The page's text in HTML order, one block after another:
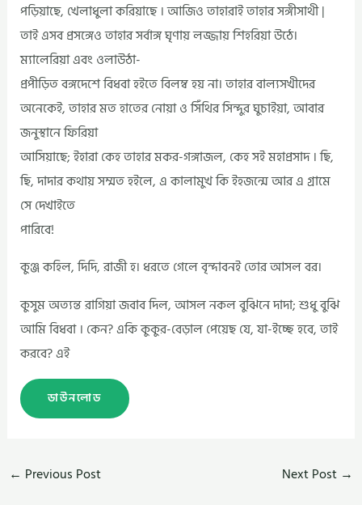
পড়িয়াছে, খেলাধুলা করিয়াছে । আজিও তাহারাই তাহার সঙ্গীসাথী |
তাই এসব প্রসঙ্গেও তাহার সর্বাঙ্গ ঘৃণায় লজ্জায় শিহরিয়া উঠে।
ম্যালেরিয়া এবং ওলাউঠা-
প্রপীড়িত বঙ্গদেশে বিধবা হইতে বিলম্ব হয় না। তাহার বাল্যসখীদের
অনেকেই, তাহার মত হাতের নোয়া ও সিঁথির সিন্দুর ঘুচাইয়া, আবার
জনুস্থানে ফিরিয়া
আসিয়াছে; ইহারা কেহ তাহার মকর-গঙ্গাজল, কেহ সই মহাপ্রসাদ । ছি,
ছি, দাদার কথায় সম্মত হইলে, এ কালামুখ কি ইহজন্মে আর এ গ্রামে
সে দেখাইতে
পারিবে!
কুঞ্জ কহিল, দিদি, রাজী হ। ধরতে গেলে বৃন্দাবনই তোর আসল বর।
কুসুম অত্যন্ত রাগিয়া জবাব দিল, আসল নকল বুঝিনে দাদা; শুধু বুঝি
আমি বিধবা । কেন? একি কুকুর-বেড়াল পেয়েছ যে, যা-ইচ্ছে হবে, তাই
করবে? এই
ডাউনলোড
← Previous Post Next Post →